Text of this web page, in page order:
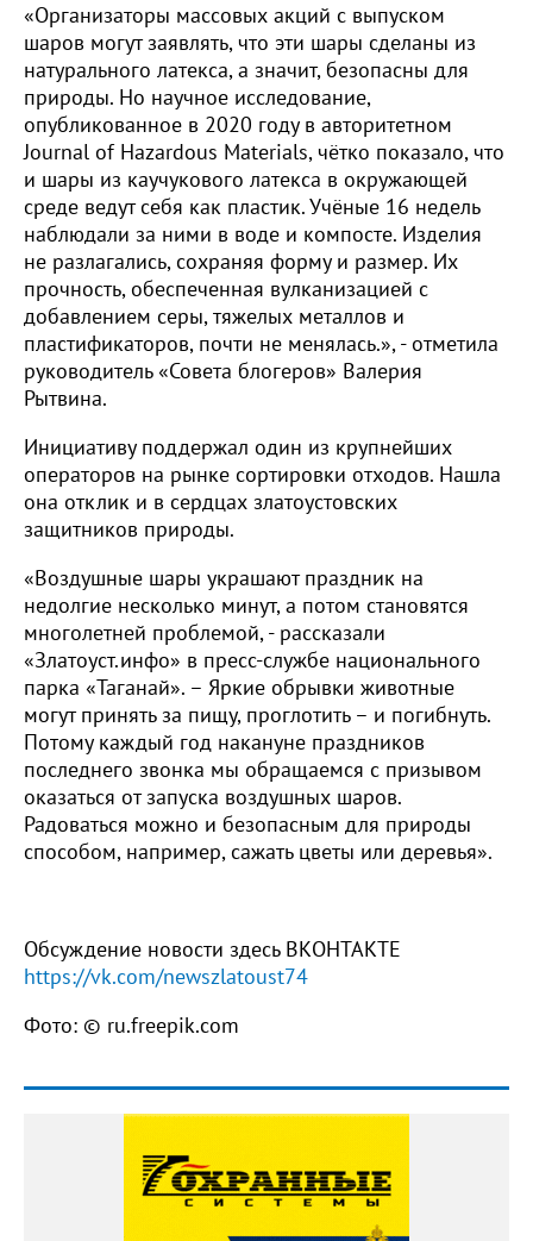
«Организаторы массовых акций с выпуском
шаров могут заявлять, что эти шары сделаны из
натурального латекса, а значит, безопасны для
природы. Но научное исследование,
опубликованное в 2020 году в авторитетном
Journal of Hazardous Materials, чётко показало, что
и шары из каучукового латекса в окружающей
среде ведут себя как пластик. Учёные 16 недель
наблюдали за ними в воде и компосте. Изделия
не разлагались, сохраняя форму и размер. Их
прочность, обеспеченная вулканизацией с
добавлением серы, тяжелых металлов и
пластификаторов, почти не менялась.», - отметила
руководитель «Совета блогеров» Валерия
Рытвина.
Инициативу поддержал один из крупнейших
операторов на рынке сортировки отходов. Нашла
она отклик и в сердцах златоустовских
защитников природы.
«Воздушные шары украшают праздник на
недолгие несколько минут, а потом становятся
многолетней проблемой, - рассказали
«Златоуст.инфо» в пресс-службе национального
парка «Таганай». – Яркие обрывки животные
могут принять за пищу, проглотить – и погибнуть.
Потому каждый год накануне праздников
последнего звонка мы обращаемся с призывом
оказаться от запуска воздушных шаров.
Радоваться можно и безопасным для природы
способом, например, сажать цветы или деревья».
Обсуждение новости здесь ВКОНТАКТЕ
https://vk.com/newszlatoust74
Фото: © ru.freepik.com